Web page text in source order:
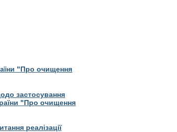
"Про очищення
застосування
"Про очищення
реалізації